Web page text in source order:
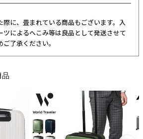
際に、畳まれている商品もございます。入
ツによるへこみ等は良品として発送させて
了承ください。